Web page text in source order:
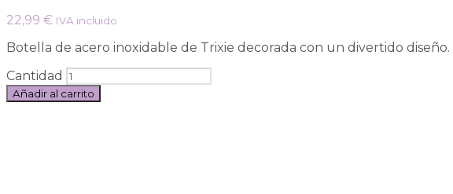
22,99 € IVA incluido
Botella de acero inoxidable de Trixie decorada con un divertido
Cantidad
Añadir al carrito